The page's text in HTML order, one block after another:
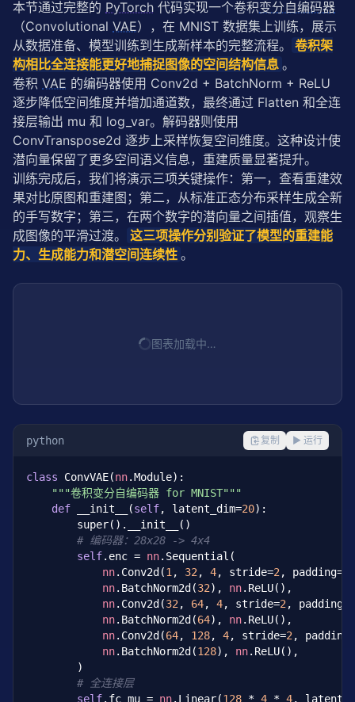
本节通过完整的 PyTorch 代码实现一个卷积变分自编码器
（Convolutional VAE），在 MNIST 数据集上训练，展示
从数据准备、模型训练到生成新样本的完整流程。
卷积架
构相比全连接能更好地捕捉图像的空间结构信息 。
卷积 VAE 的编码器使用 Conv2d + BatchNorm + ReLU
逐步降低空间维度并增加通道数，最终通过 Flatten 和全连
接层输出 mu 和 log_var。解码器则使用
ConvTranspose2d 逐步上采样恢复空间维度。这种设计使
潜向量保留了更多空间语义信息，重建质量显著提升。
训练完成后，我们将演示三项关键操作：第一，查看重建效
果对比原图和重建图；第二，从标准正态分布采样生成全新
的手写数字；第三，在两个数字的潜向量之间插值，观察生
成图像的平滑过渡。
这三项操作分别验证了模型的重建能
力、生成能力和潜空间连续性 。
图表加载中…
python 复制 ▶ 运行
class ConvVAE(nn.Module):
"""卷积变分自编码器 for MNIST"""
def __init__(self, latent_dim=20):
        super().__init__()
# 编码器：28x28 -> 4x4
self.enc = nn.Sequential(
nn.Conv2d(1 , 32 , 4, stride=2 , padding=
nn.BatchNorm2d(32), nn.ReLU(),
nn.Conv2d(32 , 64, 4, stride=2 , padding=
nn.BatchNorm2d(64), nn.ReLU(),
nn.Conv2d(64, 128, 4, stride=2 , padding=
nn.BatchNorm2d(128), nn.ReLU(),
        )
# 全连接层
self.fc_mu = nn.Linear(128 * 4 * 4,